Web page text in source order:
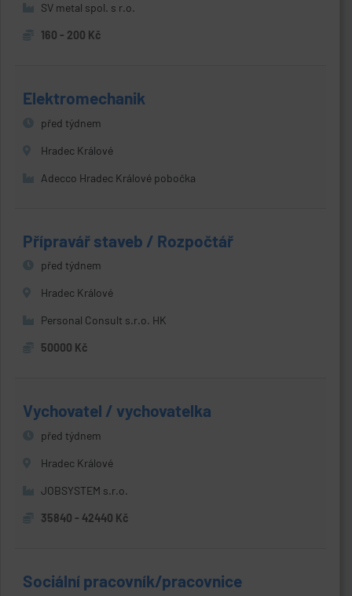
SV metal spol. s r.o.
160 - 200 Kč
Elektromechanik
před týdnem
Hradec Králové
Adecco Hradec Králové pobočka
Přípravář staveb / Rozpočtář
před týdnem
Hradec Králové
Personal Consult s.r.o. HK
50000 Kč
Vychovatel / vychovatelka
před týdnem
Hradec Králové
JOBSYSTEM s.r.o.
35840 - 42440 Kč
Sociální pracovník/pracovnice